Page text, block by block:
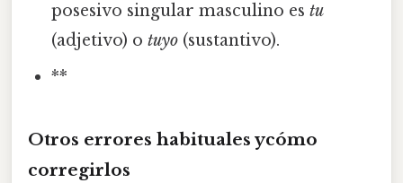
posesivo singular masculino estu
(adjetivo) otuyo (sustantivo).
**
Otros errores habituales ycómo
corregirlos